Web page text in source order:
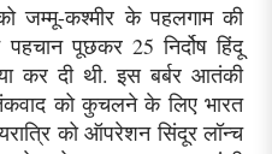
जम्मू-कश्मीर के पहलगाम की
पूछकर 25 निर्दोष हिंदू
कर दी थी. इस बर्बर आतंकी
को कुचलने के लिए भारत
को ऑपरेशन सिंदूर लॉन्च